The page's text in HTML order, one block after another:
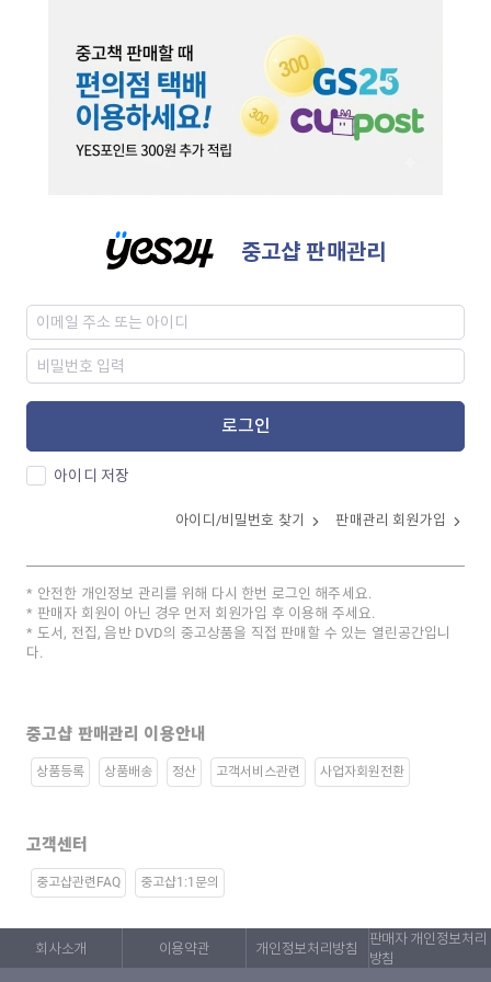
중고샵 판매관리
로그인
아이디 저장
아이디/비밀번호 찾기 판매관리 회원가입
안전한 개인정보 관리를 위해 다시 한번 로그인 해주세요.
판매자 회원이 아닌 경우 먼저 회원가입 후 이용해 주세요.
도서, 전집, 음반 DVD의 중고상품을 직접 판매할 수 있는 열린공간입니
다.
중고샵 판매관리 이용안내
상품등록 상품배송 정산 고객서비스관련 사업자회원전환
고객센터
중고샵관련FAQ 중고샵1:1문의
회사소개 이용약관 개인정보처리방침
판매자 개인정보처리
방침